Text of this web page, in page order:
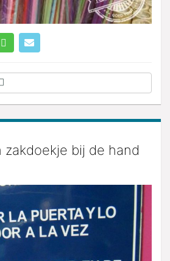
zakdoekje bij de hand